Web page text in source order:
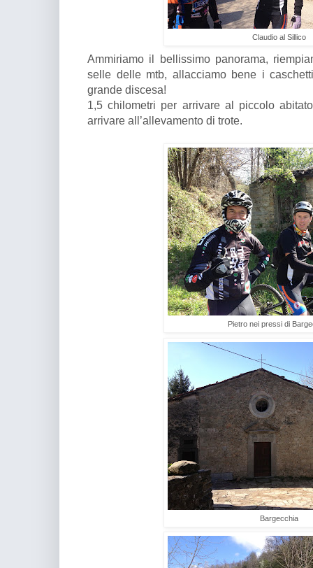
Claudio al Sillico
Ammiriamo il bellissimo panorama,
selle delle mtb, allacciamo bene i
grande discesa!
1,5 chilometri per arrivare al piccolo
arrivare all’allevamento di trote.
Pietro nei pressi di
Bargecchia